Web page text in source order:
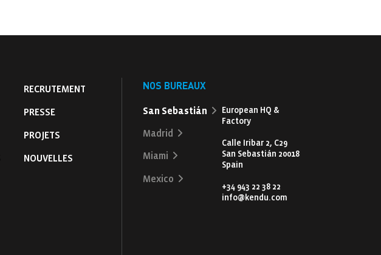
RECRUTEMENT
PRESSE
PROJETS
NOUVELLES
NOS BUREAUX
San Sebastián
Madrid
Miami
Mexico
European HQ &
Factory
Calle Iribar 2, C29
San Sebastián 20018
Spain
+34 943 22 38 22
info@kendu.com